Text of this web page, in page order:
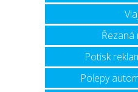
Řezaná
Potisk
Polepy